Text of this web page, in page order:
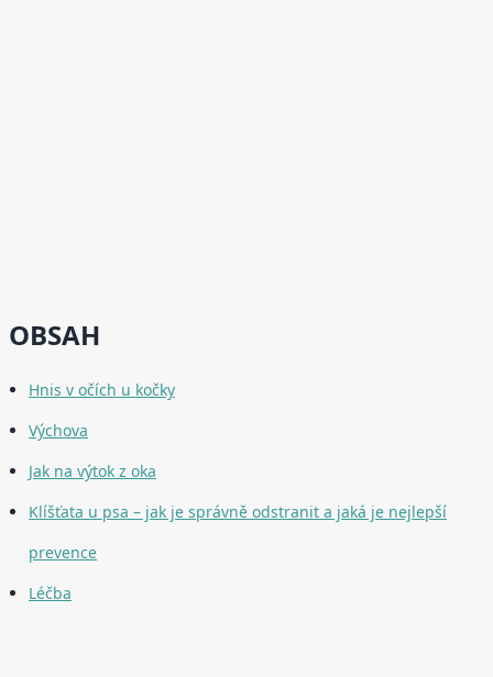
OBSAH
Hnis v očích u kočky
Výchova
Jak na výtok z oka
Klíšťata u psa – jak je správně odstranit a jaká je nejlepší
prevence
Léčba